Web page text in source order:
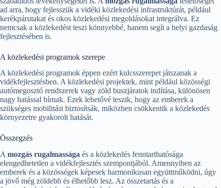
ad arra, hogy fejlesszük a vidéki közlekedési infrastruktúrát, például
kerékpárutakat és okos közlekedési megoldásokat integrálva. Ez
nemcsak a közlekedést teszi könnyebbé, hanem segít a helyi gazdaság
fejlesztésében is.
A közlekedési programok szerepe
A közlekedési programok éppen ezért kulcsszerepet játszanak a
vidékfejlesztésben. A közlekedési projektek, mint például közösségi
autómegosztó rendszerek vagy zöld buszjáratok indítása, különösen
nagy hatással bírnak. Ezek lehetővé teszik, hogy az emberek a
szükséges mobilitást biztosítsák, miközben csökkentik a közlekedés
környezetre gyakorolt hatását.
Összegzés
A mozgás rugalmassága és a közlekedés fenntarthatósága
elengedhetetlen a vidékfejlesztés szempontjából. Amennyiben az
emberek és a közösségek képesek harmonikusan együttműködni, úgy
a jövő még zöldebb és élhetőbb lesz. Az összetartás és a